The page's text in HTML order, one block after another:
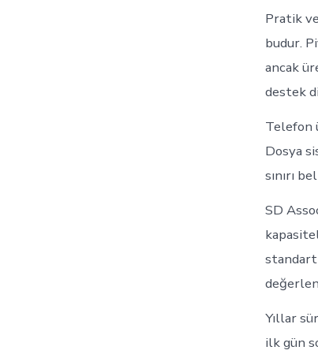
Pratik
budur.
ancak
destek
Telefon
Dosya
sınırı
SD
standart
Yıllar
ilk gün